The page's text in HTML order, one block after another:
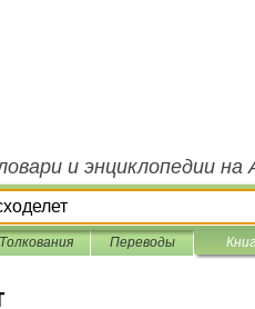
и энциклопедии на
Толкования Переводы